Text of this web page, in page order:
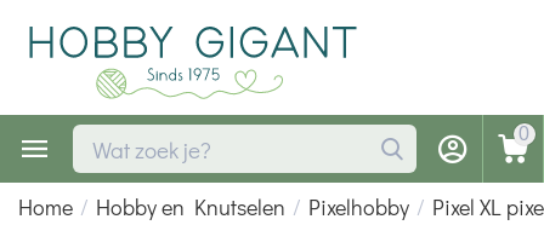
0
Home / Hobby en Knutselen / Pixelhobby / Pixel XL